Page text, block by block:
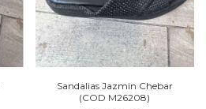
Sandalias Jazmin Chebar
(COD M26208)